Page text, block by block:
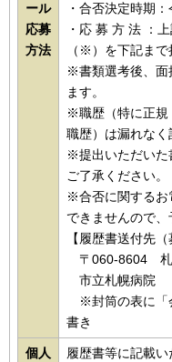
ール
応募
方法
・合否決定時期
・応 募 方 法 ：
（※）を下記ま
※書類選考後、面
ます。
※職歴（特に正規
職歴）は漏れなく
※提出いただいた
ご了承ください。
※合否に関するお
できませんので、
【履歴書送付先（
〒060-8604 札
市立札幌病
※封筒の表に「
書き
個人
履歴書等に記載